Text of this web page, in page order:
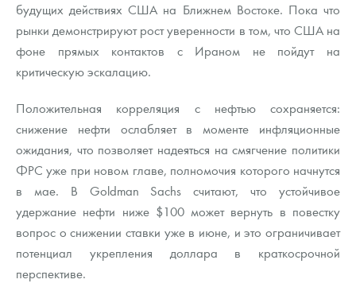
будущих действиях США на Ближнем Востоке. Пока что
рынки демонстрируют рост уверенности в том, что США на
фоне прямых контактов с Ираном не пойдут на
критическую эскалацию.
Положительная корреляция с нефтью сохраняется:
снижение нефти ослабляет в моменте инфляционные
ожидания, что позволяет надеяться на смягчение политики
ФРС уже при новом главе, полномочия которого начнутся
в мае. В Goldman Sachs считают, что устойчивое
удержание нефти ниже $100 может вернуть в повестку
вопрос о снижении ставки уже в июне, и это ограничивает
потенциал укрепления доллара в краткосрочной
перспективе.